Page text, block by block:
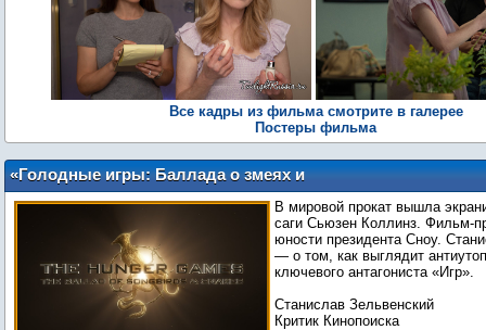
Все кадры из фильма смотрите в галерее
Постеры фильма
«Голодные игры: Баллада о змеях и
певчих птицах» — лучшая часть
гладиаторской франшизы. Вот почемуВ мировой прокат вышла
саги Сьюзен Коллинз. Фильм-
юности президента Сноу.
— о том, как выглядит
ключевого антагониста «Игр».
Станислав Зельвенский
Критик Кинопоиска